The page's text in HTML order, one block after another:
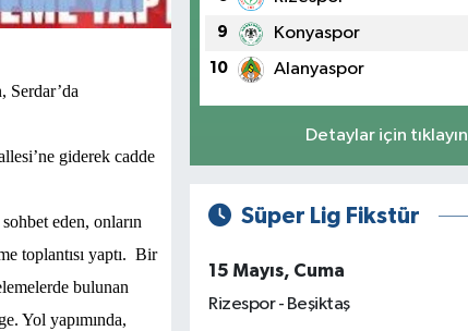
Serdar’da
giderek cadde
eden, onların
toplantısı yaptı. Bir
bulunan
Yol yapımında,
9 Konyaspor
10 Alanyaspor
Detaylar için tıklayın
Süper Lig Fikstür
15 Mayıs, Cuma
Rizespor - Beşiktaş